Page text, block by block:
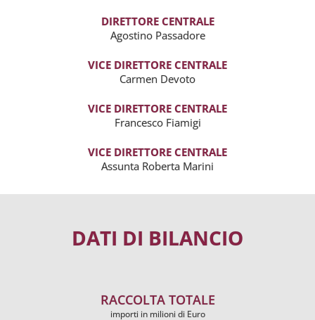
DIRETTORE CENTRALE
Agostino Passadore
VICE DIRETTORE CENTRALE
Carmen Devoto
VICE DIRETTORE CENTRALE
Francesco Fiamigi
VICE DIRETTORE CENTRALE
Assunta Roberta Marini
DATI DI BILANCIO
RACCOLTA TOTALE
importi in milioni di Euro